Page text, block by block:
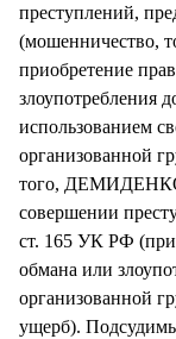
преступлений,
(мошенничество,
приобретение
злоупотребления
использованием
организованной
того,
совершении
ст. 165 УК РФ
обмана или
организованной
ущерб).